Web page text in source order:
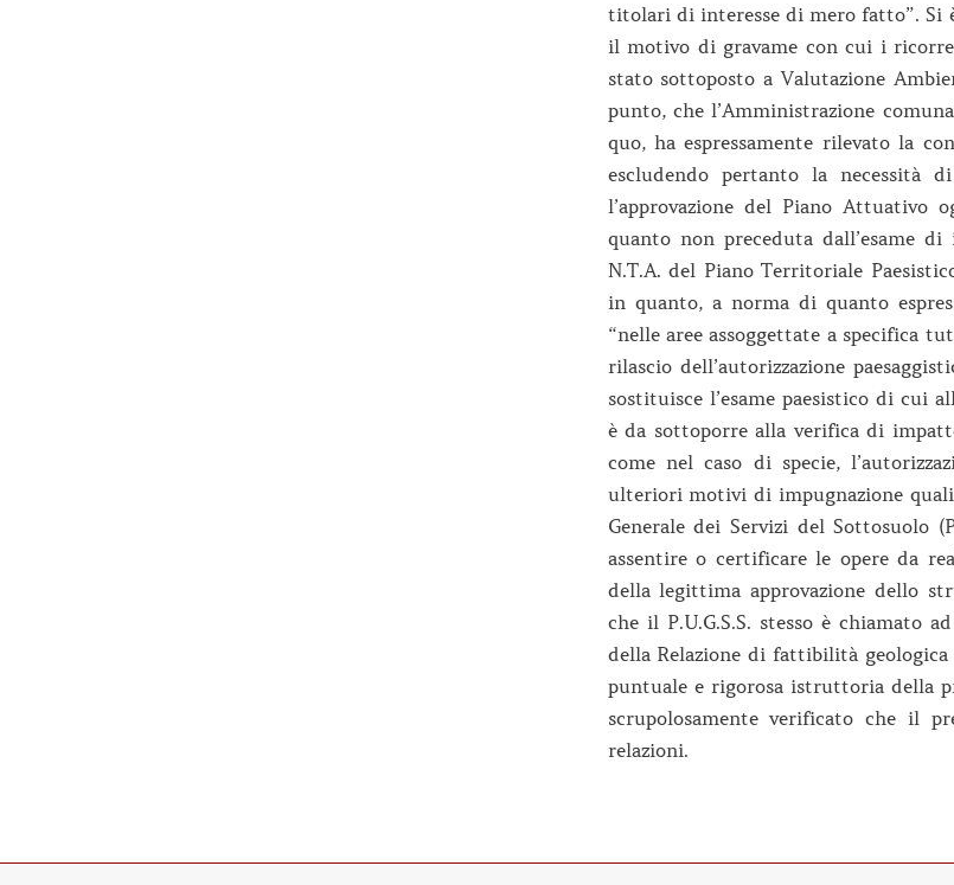
titolari di interesse di mero fatto”. Si
il motivo di gravame con cui i
stato sottoposto a Valutazione
punto, che l’Amministrazione
quo, ha espressamente rilevato la
escludendo pertanto la necessità
l’approvazione del Piano Attuativo
quanto non preceduta dall’esame
N.T.A. del Piano Territoriale
in quanto, a norma di quanto
“nelle aree assoggettate a specifica
rilascio dell’autorizzazione
sostituisce l’esame paesistico di cui
è da sottoporre alla verifica di
come nel caso di specie,
ulteriori motivi di impugnazione
Generale dei Servizi del Sottosuolo
assentire o certificare le opere da
della legittima approvazione dello
che il P.U.G.S.S. stesso è chiamato
della Relazione di fattibilità
puntuale e rigorosa istruttoria della
scrupolosamente verificato che il
relazioni.